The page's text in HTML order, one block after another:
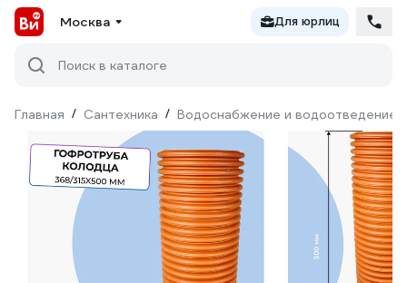
Москва Для юрлиц
Поиск в каталоге
Главная / Сантехника / Водоснабжение и водоотведение